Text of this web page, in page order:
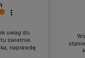
uwag do
świetnie.
naprawdę